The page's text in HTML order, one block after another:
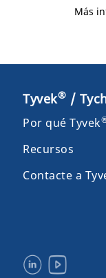
Más
Tyvek® /
Por qué Tyvek
Recursos
Contacte a